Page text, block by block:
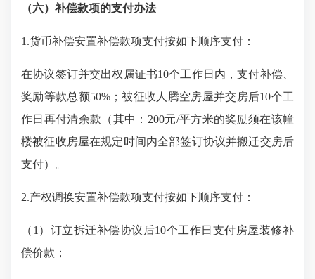
（六）补偿款项的支付办法
1.货币补偿安置补偿款项支付按如下顺序支付：
在协议签订并交出权属证书10个工作日内，支付补偿、
奖励等款总额50%； 被征收人腾空房屋并交房后10个工
作日再付清余款（其中： 200元/平方米的奖励须在该幢
楼被征收房屋在规定时间内全部签订协议并搬迁交房后
支付）。
2.产权调换安置补偿款项支付按如下顺序支付：
（ 1）订立拆迁补偿协议后10个工作日支付房屋装修补
偿价款；